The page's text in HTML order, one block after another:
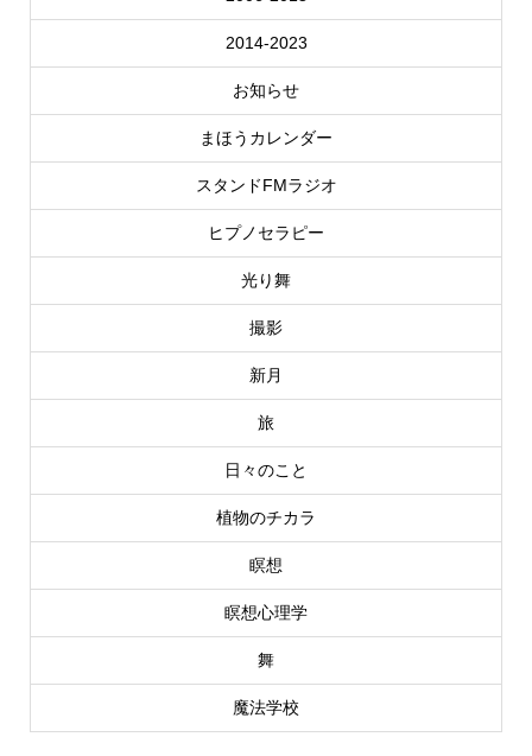
2014-2023
お知らせ
まほうカレンダー
スタンドFMラジオ
ヒプノセラピー
光り舞
撮影
新月
旅
日々のこと
植物のチカラ
瞑想
瞑想心理学
舞
魔法学校